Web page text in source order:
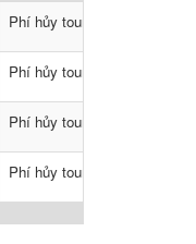
Phí hủy tour là 50% giá tour
Phí hủy tour là 80% giá tour
Phí hủy tour là 100% giá tour
Phí hủy tour là 60% giá tour